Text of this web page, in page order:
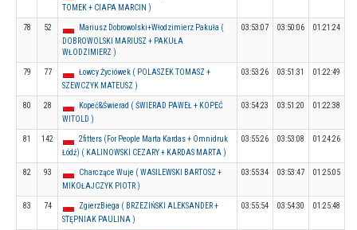
TOMEK + CIAPA MARCIN )
78 52
Mariusz Dobrowolski+Włodzimierz Pakuła (
DOBROWOLSKI MARIUSZ + PAKUŁA
WŁODZIMIERZ )
03:53:07 03:50:06 01:21:24
79 77
Łowcy Życiówek ( POLASZEK TOMASZ +
SZEWCZYK MATEUSZ )
03:53:26 03:51:31 01:22:49
80 28
Kopeć&Świerad ( ŚWIERAD PAWEŁ + KOPEĆ
WITOLD )
03:54:23 03:51:20 01:22:38
81 142
2fitters (For People Marta Kardas + Omnidruk
Łódź) ( KALINOWSKI CEZARY + KARDAS MARTA )
03:55:26 03:53:08 01:24:26
82 93
Charczące Wuje ( WASILEWSKI BARTOSZ +
MIKOŁAJCZYK PIOTR )
03:55:34 03:53:47 01:25:05
83 74
ZgierzBiega ( BRZEZIŃSKI ALEKSANDER +
STĘPNIAK PAULINA )
03:55:54 03:54:30 01:25:48